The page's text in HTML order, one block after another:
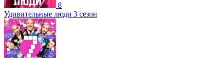
8
Удивительные люди 3 сезон